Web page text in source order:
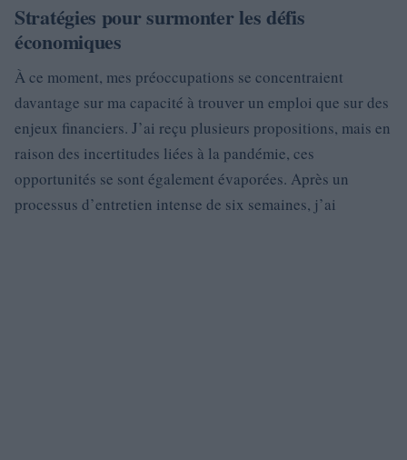
Stratégies pour surmonter les défis
économiques
À ce moment, mes préoccupations se concentraient
davantage sur ma capacité à trouver un emploi que sur des
enjeux financiers. J’ai reçu plusieurs propositions, mais en
raison des incertitudes liées à la pandémie, ces
opportunités se sont également évaporées. Après un
processus d’entretien intense de six semaines, j’ai